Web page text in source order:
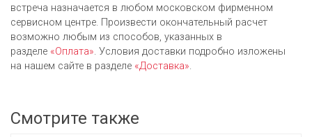
встреча назначается в любом московском фирменном
сервисном центре. Произвести окончательный расчет
возможно любым из cпособов, указанных в
разделе «Оплата». Условия доставки подробно изложены
на нашем сайте в разделе «Доставка».
Смотрите также